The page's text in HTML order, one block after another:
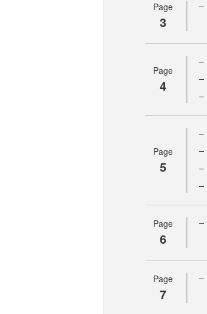
Page
3
Page
4
Page
5
Page
6
Page
7